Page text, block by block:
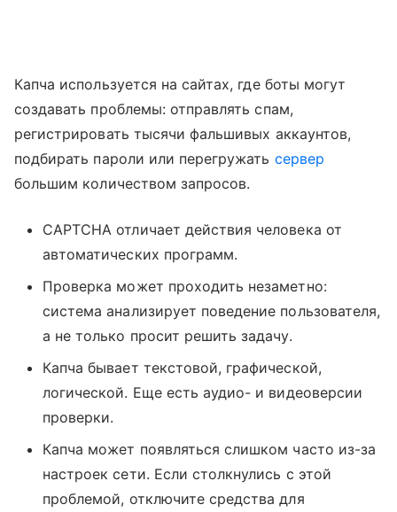
Капча используется на сайтах, где боты могут
создавать проблемы: отправлять спам,
регистрировать тысячи фальшивых аккаунтов,
подбирать пароли или перегружать сервер
большим количеством запросов.
CAPTCHA отличает действия человека от
автоматических программ.
Проверка может проходить незаметно:
система анализирует поведение пользователя,
а не только просит решить задачу.
Капча бывает текстовой, графической,
логической. Еще есть аудио- и видеоверсии
проверки.
Капча может появляться слишком часто из-за
настроек сети. Если столкнулись с этой
проблемой, отключите средства для